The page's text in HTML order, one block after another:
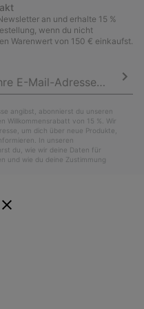
an und erhalte 15 %
wenn du nicht
Warenwert von 150 € einkaufst.
angibst, abonnierst du unseren
Willkommensrabatt von 15 %. Wir
um dich über neue Produkte,
In unseren
du, wie wir deine Daten für
und wie du deine Zustimmung